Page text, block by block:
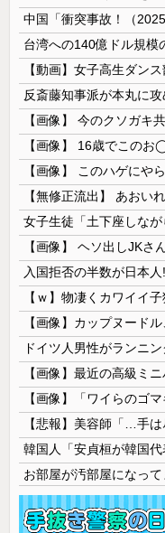
【画像】 このハゲにや
【ｗ】物凄くカワイイ
【画像】カップヌード
【画像】最近の高級ミ
【画像】「ワイらのゴマ
【悲報】美容師「…手
お部屋が汚部屋になって